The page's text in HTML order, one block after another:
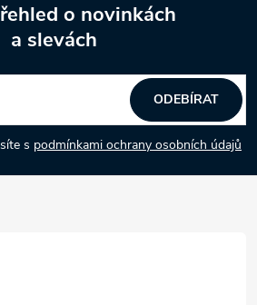
o novinkách
a slevách
s podmínkami ochrany osobních údajů
ODEBÍRAT